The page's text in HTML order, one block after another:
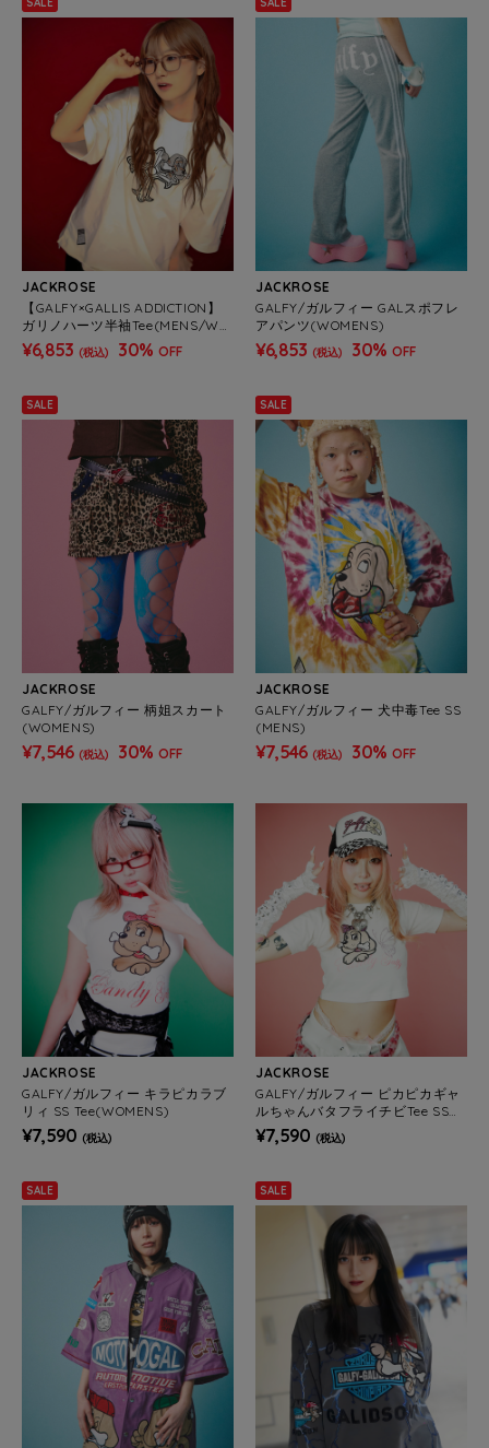
JACKROSE
【GALFY×GALLIS ADDICTION】
ガリノハーツ半袖Tee(MENS/WO
MENS)
¥6,853 (税込) 30% OFF
JACKROSE
GALFY/ガルフィー GALスポフレ
アパンツ(WOMENS)
¥6,853 (税込) 30% OFF
SALE
JACKROSE
GALFY/ガルフィー 柄姐スカート
(WOMENS)
¥7,546 (税込) 30% OFF
SALE
JACKROSE
GALFY/ガルフィー 犬中毒Tee SS
(MENS)
¥7,546 (税込) 30% OFF
JACKROSE
GALFY/ガルフィー キラピカラブ
リィ SS Tee(WOMENS)
¥7,590 (税込)
JACKROSE
GALFY/ガルフィー ピカピカギャ
ルちゃんバタフライチビTee SS
(WOMENS)
¥7,590 (税込)
SALE SALE